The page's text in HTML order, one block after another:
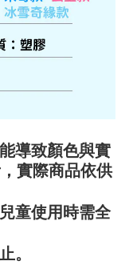
導致顏色與實
實際商品依供
童使用時需全
。